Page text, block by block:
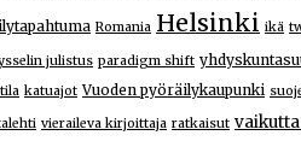
Romania Helsinki ikä
julistus paradigm shift
katuajot Vuoden pyöräilykaupunki
vieraileva kirjoittaja ratkaisut